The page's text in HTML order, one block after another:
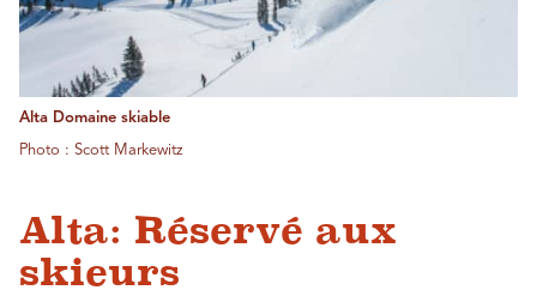
Alta Domaine skiable
Photo : Scott Markewitz
Alta: Réservé aux
skieurs